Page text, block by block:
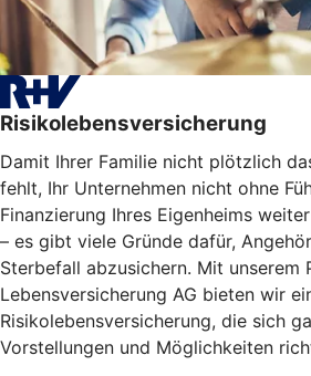
Risikolebensversicherung
Damit Ihrer Familie nicht plötzlich
fehlt, Ihr Unternehmen nicht ohne
Finanzierung Ihres Eigenheims
– es gibt viele Gründe dafür,
Sterbefall abzusichern. Mit unserem
Lebensversicherung AG bieten wir
Risikolebensversicherung, die sich
Vorstellungen und Möglichkeiten